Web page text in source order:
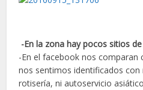
-En la zona hay pocos sitios
-En el facebook nos
nos sentimos identificados
rotisería, ni autoservicio